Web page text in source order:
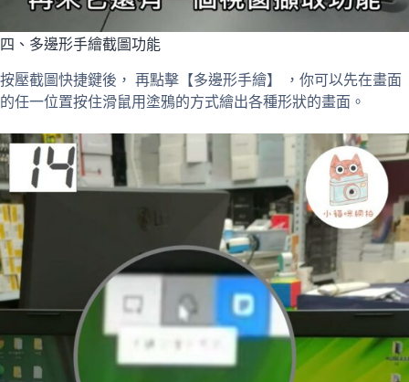
四、多邊形手繪截圖功能
按壓截圖快捷鍵後， 再點擊【多邊形手繪】 ，你可以先在畫面
的任一位置按住滑鼠用塗鴉的方式繪出各種形狀的畫面。